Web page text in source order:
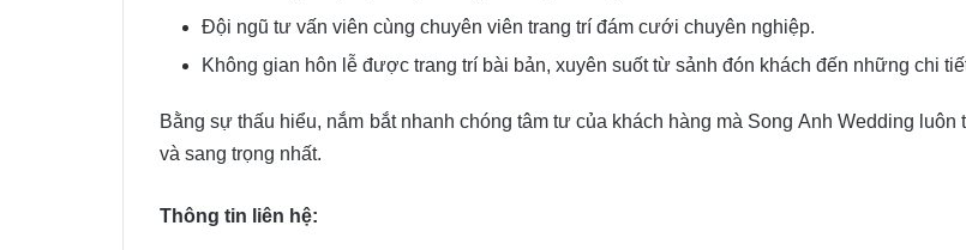
Đội ngũ tư vấn viên cùng chuyên viên trang trí đám cưới chuyên nghiệp.
Không gian hôn lễ được trang trí bài bản, xuyên suốt từ sảnh đón khách đến những chi
Bằng sự thấu hiểu, nắm bắt nhanh chóng tâm tư của khách hàng mà Song Anh Wedding
và sang trọng nhất.
Thông tin liên hệ: